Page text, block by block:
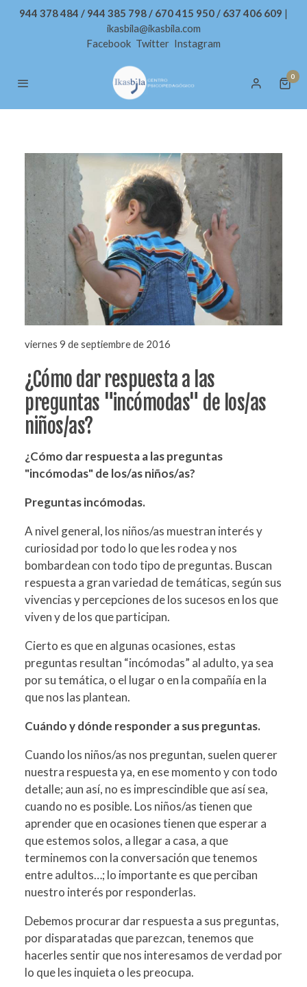
944 378 484 / 944 385 798 / 670 415 950 / 637 406 609 |
ikasbila@ikasbila.com
Facebook Twitter Instagram
0
viernes 9 de septiembre de 2016
¿Cómo dar respuesta a las
preguntas "incómodas" de los/as
niños/as?
¿Cómo dar respuesta a las preguntas
"incómodas" de los/as niños/as?
Preguntas incómodas.
A nivel general, los niños/as muestran interés y
curiosidad por todo lo que les rodea y nos
bombardean con todo tipo de preguntas. Buscan
respuesta a gran variedad de temáticas, según sus
vivencias y percepciones de los sucesos en los que
viven y de los que participan.
Cierto es que en algunas ocasiones, estas
preguntas resultan “incómodas” al adulto, ya sea
por su temática, o el lugar o en la compañía en la
que nos las plantean.
Cuándo y dónde responder a sus preguntas.
Cuando los niños/as nos preguntan, suelen querer
nuestra respuesta ya, en ese momento y con todo
detalle; aun así, no es imprescindible que así sea,
cuando no es posible. Los niños/as tienen que
aprender que en ocasiones tienen que esperar a
que estemos solos, a llegar a casa, a que
terminemos con la conversación que tenemos
entre adultos…; lo importante es que perciban
nuestro interés por responderlas.
Debemos procurar dar respuesta a sus preguntas,
por disparatadas que parezcan, tenemos que
hacerles sentir que nos interesamos de verdad por
lo que les inquieta o les preocupa.